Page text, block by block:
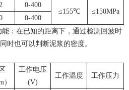
0-400
≤155℃
≤150MPa
0-400
在已知的距离下，通过检测回波时
时也可以判断泥浆的密度。
）
工作电压
(V)
工作温度 工作压力